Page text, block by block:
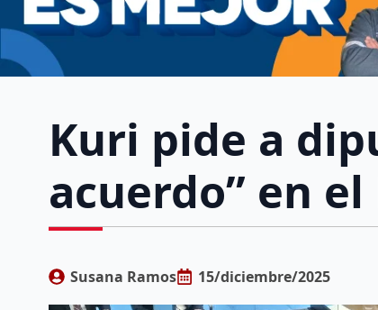
Kuri pide a
acuerdo” en
Susana Ramos 15/diciembre/2025